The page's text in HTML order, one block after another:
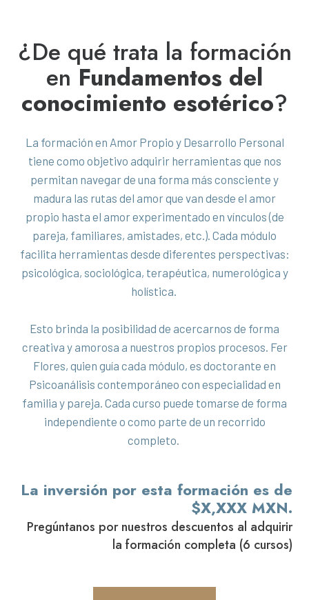
¿De qué trata la formación
en Fundamentos del
conocimiento esotérico?
La formación en Amor Propio y Desarrollo Personal
tiene como objetivo adquirir herramientas que nos
permitan navegar de una forma más consciente y
madura las rutas del amor que van desde el amor
propio hasta el amor experimentado en vínculos (de
pareja, familiares, amistades, etc.). Cada módulo
facilita herramientas desde diferentes perspectivas:
psicológica, sociológica, terapéutica, numerológica y
holística.
Esto brinda la posibilidad de acercarnos de forma
creativa y amorosa a nuestros propios procesos. Fer
Flores, quien guía cada módulo, es doctorante en
Psicoanálisis contemporáneo con especialidad en
familia y pareja. Cada curso puede tomarse de forma
independiente o como parte de un recorrido
completo.
La inversión por esta formación es de
$X,XXX MXN.
Pregúntanos por nuestros descuentos al adquirir
la formación completa (6 cursos)